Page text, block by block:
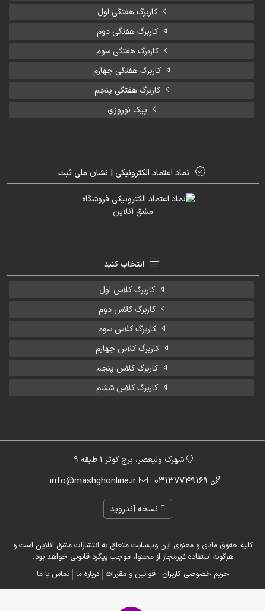
کاربرگ هفتگی اول
کاربرگ هفتگی دوم
کاربرگ هفتگی سوم
کاربرگ هفتگی چهارم
کاربرگ هفتگی پنجم
پیک نوروزی
نماد اعتماد الکترونیکی | نشان ملی ثبت
انتخاب کنید
کاربرگ کلاس اول
کاربرگ کلاس دوم
کاربرگ کلاس سوم
کاربرگ کلاس چهارم
کاربرگ کلاس پنجم
کاربرگ کلاس ششم
شهرک ولیعصر، برج کوثر 1 طبقه 9
03137749169
info@mashghonline.ir
نسخه آندروید
کلیه حقوق مادی و معنوی این وب‌سایت متعلق به انتشارات مشق آنلاین است و
هرگونه استفاده غیرمجاز از محتوا، موجب پیگرد قانونی خواهد بود.
حریم خصوصی کاربران
قوانین و مقررات درباره ما تماس با ما